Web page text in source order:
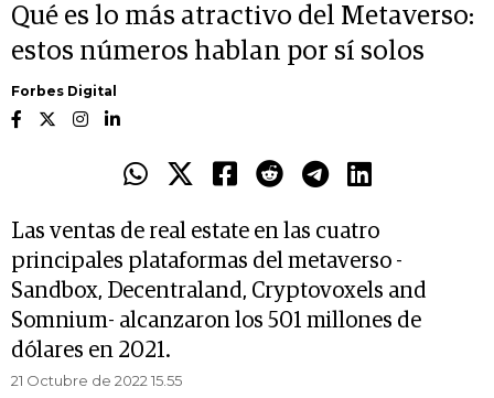
Qué es lo más atractivo del Metaverso:
estos números hablan por sí solos
Forbes Digital
Las ventas de real estate en las cuatro
principales plataformas del metaverso -
Sandbox, Decentraland, Cryptovoxels and
Somnium- alcanzaron los 501 millones de
dólares en 2021.
21 Octubre de 2022 15.55